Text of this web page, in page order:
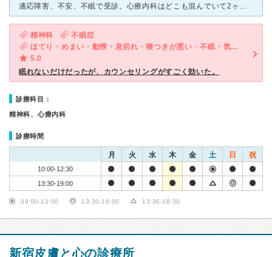
適応障害、不安、不眠で受診。心療内科はどこも混んでいて2ヶ月先まで予約が取れないことが多い中こちらは電話してその日の午後に診てもらえました。精神的に病んでる時はすぐに話を聞いてもらえるというだけでだい
精神科
不眠症
ほてり・めまい・動悸・息切れ・寝つきが悪い・不眠・気が滅入る・不安・物忘れがひどい
5.0
眠れないだけだったが、カウンセリングがすごく効いた。
診療科目：
精神科、心療内科
診療時間
月 火 水 木 金 土 日 祝
10:00-12:30
13:30-19:00
09:00-12:00 13:30-18:00 13:30-18:30
新宿皮膚と心の診療所